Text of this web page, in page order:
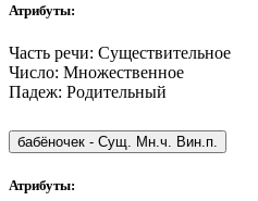
Атрибуты:
Часть речи: Существительное
Число: Множественное
Падеж: Родительный
бабёночек - Сущ. Мн.ч. Вин.п.
Атрибуты: